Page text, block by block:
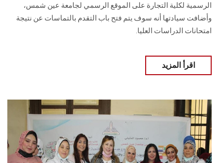
الرسمية لكلية التجارة على الموقع الرسمي لجامعة عين شمس،
وأضافت سيادتها أنه سوف يتم فتح باب التقدم بالتماسات عن نتيجة
امتحانات الدراسات العليا.
اقرأ المزيد